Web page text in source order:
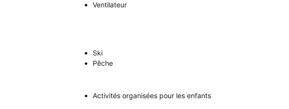
Ventilateur
Ski
Pêche
Activités organisées pour les enfants